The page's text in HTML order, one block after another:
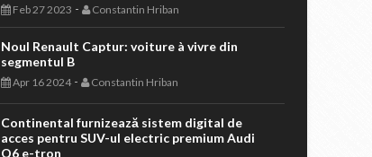
Feb 27 2023 - Constantin Hriban
Noul Renault Captur: voiture à vivre din
segmentul B
Apr 16 2024- Constantin Hriban
Continental furnizează sistem digital de
acces pentru SUV-ul electric premium Audi
Q6 e-tron